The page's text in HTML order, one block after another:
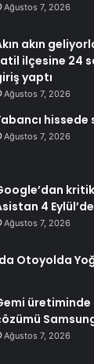
Ağustos 7, 2026
akın
ilçesine 24
yaptı
Ağustos 7, 2026
hissede
Ağustos 7, 2026
4
Ağustos 7, 2026
Otoyolda
üretiminde
Ağustos 7, 2026